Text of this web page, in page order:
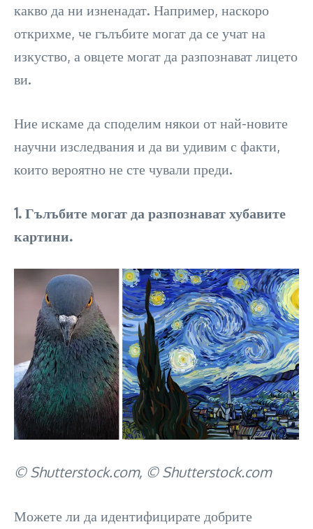
какво да ни изненадат. Например, наскоро
открихме, че гълъбите могат да се учат на
изкуство, а овцете могат да разпознават лицето
ви.
Ние искаме да споделим някои от най-новите
научни изследвания и да ви удивим с факти,
които вероятно не сте чували преди.
1. Гълъбите могат да разпознават хубавите
картини.
© Shutterstock.com, © Shutterstock.com
Можете ли да идентифицирате добрите